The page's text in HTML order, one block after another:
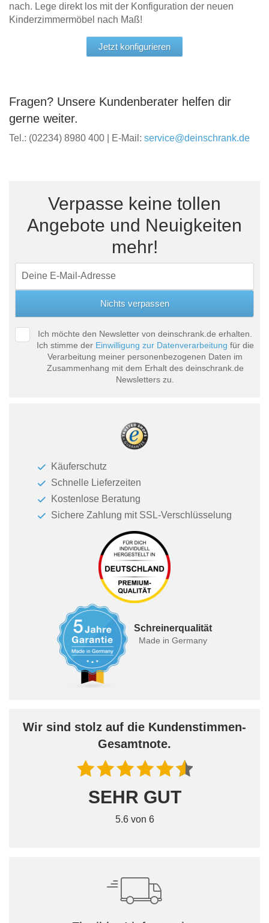
nach. Lege direkt los mit der Konfiguration der neuen
Kinderzimmermöbel nach Maß!
Jetzt konfigurieren
Fragen? Unsere Kundenberater helfen dir
gerne weiter.
Tel.: (02234) 8980 400 | E-Mail: service@deinschrank.de
Verpasse keine tollen
Angebote und Neuigkeiten
mehr!
Ich möchte den Newsletter von deinschrank.de erhalten.
Ich stimme der Einwilligung zur Datenverarbeitung für die
Verarbeitung meiner personenbezogenen Daten im
Zusammenhang mit dem Erhalt des deinschrank.de
Newsletters zu.
Käuferschutz
Schnelle Lieferzeiten
Kostenlose Beratung
Sichere Zahlung mit SSL-Verschlüsselung
Schreinerqualität
Made in Germany
Wir sind stolz auf die Kundenstimmen-
Gesamtnote.
SEHR GUT
5.6 von 6